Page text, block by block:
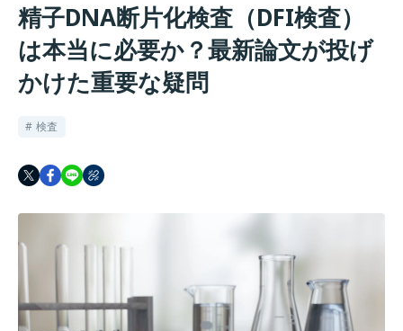
精子DNA断片化検査（DFI検査）
は本当に必要か？最新論文が投げ
かけた重要な疑問
# 検査